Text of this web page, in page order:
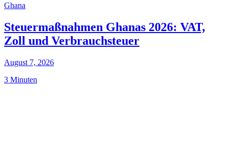
Ghana
Steuermaßnahmen Ghanas 2026: VAT,
Zoll und Verbrauchsteuer
August 7, 2026
3 Minuten